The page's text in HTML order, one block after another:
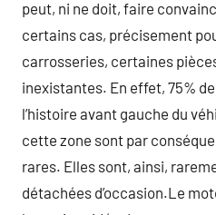
peut, ni ne doit, faire
certains cas, précisement
carrosseries, certaines
inexistantes. En effet, 75%
l’histoire avant gauche du
cette zone sont par
rares. Elles sont, ainsi,
détachées d’occasion.Le